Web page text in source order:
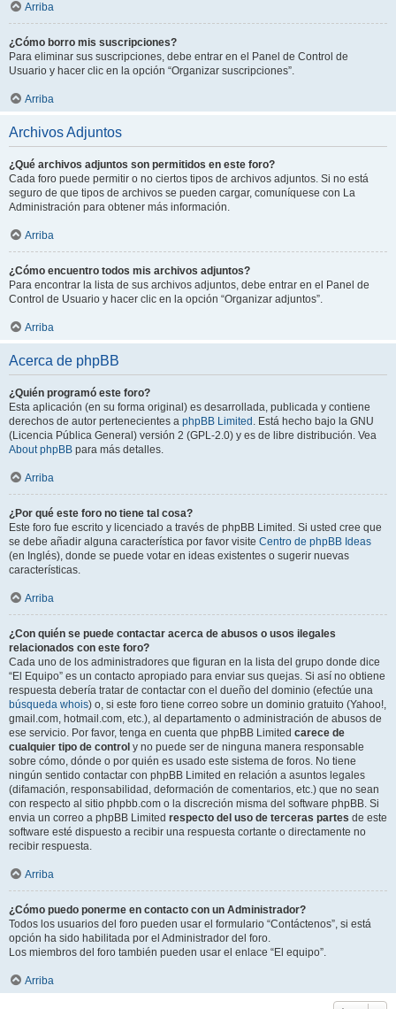
Arriba
¿Cómo borro mis suscripciones?
Para eliminar sus suscripciones, debe entrar en el Panel de Control de
Usuario y hacer clic en la opción “Organizar suscripciones”.
Arriba
Archivos Adjuntos
¿Qué archivos adjuntos son permitidos en este foro?
Cada foro puede permitir o no ciertos tipos de archivos adjuntos. Si no está
seguro de que tipos de archivos se pueden cargar, comuníquese con La
Administración para obtener más información.
Arriba
¿Cómo encuentro todos mis archivos adjuntos?
Para encontrar la lista de sus archivos adjuntos, debe entrar en el Panel de
Control de Usuario y hacer clic en la opción “Organizar adjuntos”.
Arriba
Acerca de phpBB
¿Quién programó este foro?
Esta aplicación (en su forma original) es desarrollada, publicada y contiene
derechos de autor pertenecientes a phpBB Limited . Está hecho bajo la GNU
(Licencia Pública General) versión 2 (GPL-2.0) y es de libre distribución. Vea
About phpBB para más detalles.
Arriba
¿Por qué este foro no tiene tal cosa?
Este foro fue escrito y licenciado a través de phpBB Limited. Si usted cree que
se debe añadir alguna característica por favor visite Centro de phpBB Ideas
(en Inglés), donde se puede votar en ideas existentes o sugerir nuevas
características.
Arriba
¿Con quién se puede contactar acerca de abusos o usos ilegales
relacionados con este foro?
Cada uno de los administradores que figuran en la lista del grupo donde dice
“El Equipo” es un contacto apropiado para enviar sus quejas. Si así no obtiene
respuesta debería tratar de contactar con el dueño del dominio (efectúe una
búsqueda whois) o, si este foro tiene correo sobre un dominio gratuito (Yahoo!,
gmail.com, hotmail.com, etc.), al departamento o administración de abusos de
ese servicio. Por favor, tenga en cuenta que phpBB Limited carece de
cualquier tipo de control y no puede ser de ninguna manera responsable
sobre cómo, dónde o por quién es usado este sistema de foros. No tiene
ningún sentido contactar con phpBB Limited en relación a asuntos legales
(difamación, responsabilidad, deformación de comentarios, etc.) que no sean
con respecto al sitio phpbb.com o la discreción misma del software phpBB. Si
envia un correo a phpBB Limited respecto del uso de terceras partes de este
software esté dispuesto a recibir una respuesta cortante o directamente no
recibir respuesta.
Arriba
¿Cómo puedo ponerme en contacto con un Administrador?
Todos los usuarios del foro pueden usar el formulario “Contáctenos”, si está
opción ha sido habilitada por el Administrador del foro.
Los miembros del foro también pueden usar el enlace “El equipo”.
Arriba